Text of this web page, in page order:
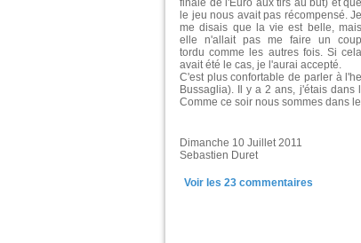
finale de l'Euro aux tirs au but) et que
le jeu nous avait pas récompensé. Je
me disais que la vie est belle, mais
elle n'allait pas me faire un coup
tordu comme les autres fois. Si cela
avait été le cas, je l'aurai accepté.
C'est plus confortable de parler à
Bussaglia). Il y a 2 ans, j'étais
Comme ce soir nous sommes dans
Dimanche 10 Juillet 2011
Sebastien Duret
Voir les 23 commentaires